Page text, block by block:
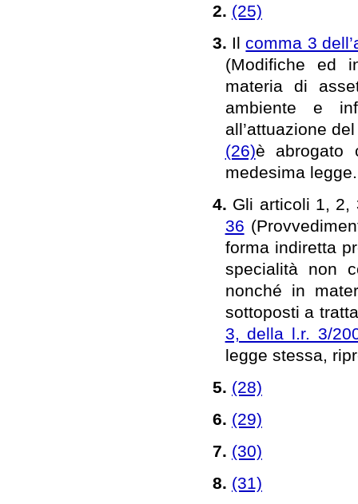
2. (25)
3. Ilcomma 3
(Modifiche ed
materia di
ambiente e
all’attuazione
(26)è abrogato
medesima legge.
4. Gli articoli 1,
36
forma indiretta
specialità non
nonché in
sottoposti a
3, della l.r. 3/
legge stessa,
5. (28)
6. (29)
7. (30)
8. (31)